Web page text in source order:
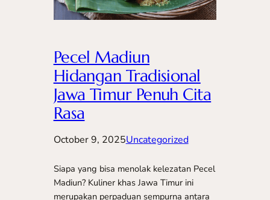
Pecel Madiun
Hidangan Tradisional
Jawa Timur Penuh Cita
Rasa
October 9, 2025Uncategorized
Siapa yang bisa menolak kelezatan Pecel
Madiun? Kuliner khas Jawa Timur ini
merupakan perpaduan sempurna antara